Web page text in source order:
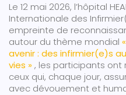
Le 12 mai 2026, l’hôpital
Internationale des
empreinte de
autour du thème mondial
avenir : des infirmier(e)s
vies », les participants
ceux qui, chaque jour,
avec dévouement et